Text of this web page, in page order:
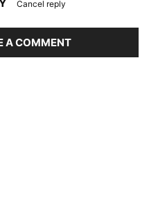
Cancel reply
A COMMENT